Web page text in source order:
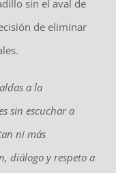
sin el aval de
de eliminar
a la
sin escuchar a
ni más
diálogo y respeto a